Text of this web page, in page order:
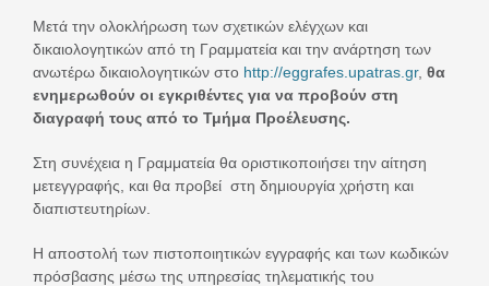
Μετά την ολοκλήρωση των σχετικών ελέγχων και
δικαιολογητικών από τη Γραμματεία και την ανάρτηση των
ανωτέρω δικαιολογητικών στο http://eggrafes.upatras.gr, θα
ενημερωθούν οι εγκριθέντες για να προβούν στη
διαγραφή τους από το Τμήμα Προέλευσης.
Στη συνέχεια η Γραμματεία θα οριστικοποιήσει την αίτηση
μετεγγραφής, και θα προβεί στη δημιουργία χρήστη και
διαπιστευτηρίων.
H αποστολή των πιστοποιητικών εγγραφής και των κωδικών
πρόσβασης μέσω της υπηρεσίας τηλεματικής του